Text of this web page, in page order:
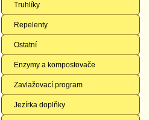
Truhlíky
Repelenty
Ostatní
Enzymy a kompostovače
Zavlažovací program
Jezírka doplňky